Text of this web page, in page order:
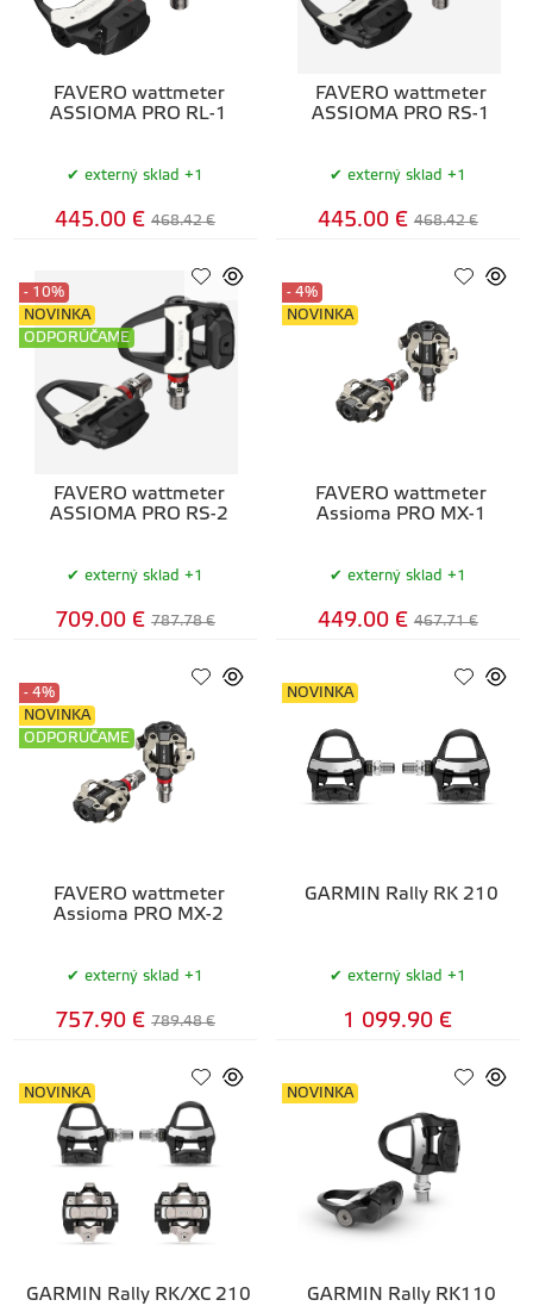
FAVERO wattmeter
ASSIOMA PRO RL-1
externý sklad +1
445.00 € 468.42 €
FAVERO wattmeter
ASSIOMA PRO RS-1
externý sklad +1
445.00 € 468.42 €
FAVERO wattmeter
ASSIOMA PRO RS-2
- 10%
NOVINKA
ODPORÚČAME
externý sklad +1
709.00 € 787.78 €
FAVERO wattmeter
Assioma PRO MX-1
- 4%
NOVINKA
externý sklad +1
449.00 € 467.71 €
FAVERO wattmeter
Assioma PRO MX-2
- 4%
NOVINKA
ODPORÚČAME
externý sklad +1
757.90 € 789.48 €
GARMIN Rally RK 210
NOVINKA
externý sklad +1
1 099.90 €
GARMIN Rally RK/XC 210
NOVINKA
GARMIN Rally RK110
NOVINKA